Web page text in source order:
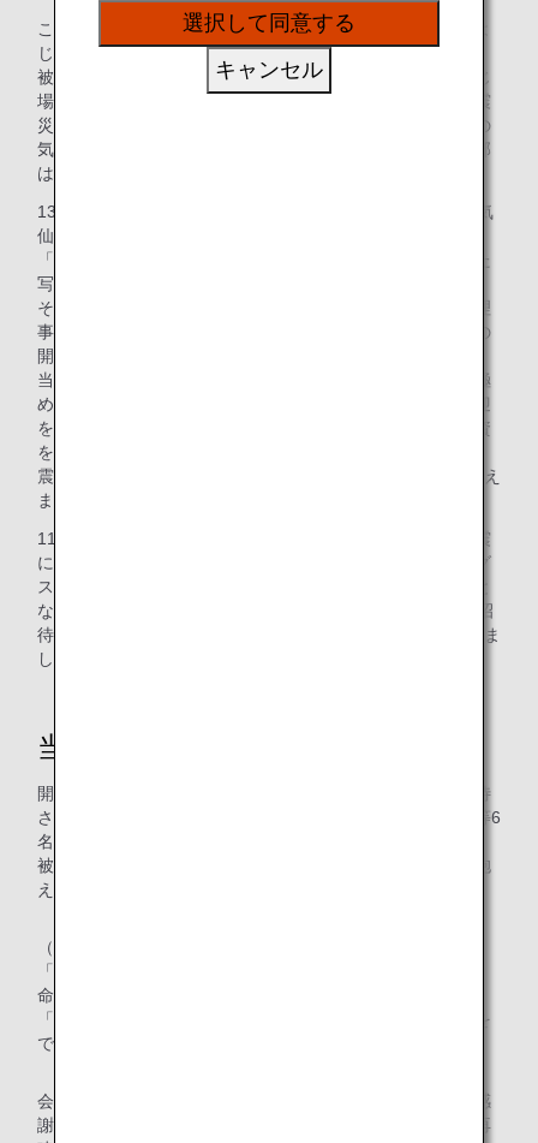
この大会は2011年3月に発生した東日本大震災の直後からは
じまりました。
被災地に暮らす選手や、さまざまな地域や年代の選手が同じ
場所で泳ぐことによって、震災を経験していない世代にも震
災の記憶や教訓を引き継ぐとともに、泳げることへの感謝の
気持ちを共有することを目的として開催され、参加費の一部
は復興支援に使われています。
13年前、初回開催のきっかけの一つとなったのは、宮城県気
仙沼市の選手が倒壊したスイミングスクールの前で「泳」
「ぎ」「た」「い」「！！」と一文字ずつ紙に書いて掲げた
写真。
その様子を報道で見た相模原市水泳協会の添畑氏（現協会理
事長）が「泳ぎたいなら泳がせよう」とチャリティー大会の
開催を決意しました。
当時はガソリンが手に入らず被災地に行くことすら困難を極
めた中、バス会社に相談して被災地から神奈川県までの送迎
を手配したり、そのバスの空きスペースを活用して支援物資
を輸送したり、宿泊ができるスーパー銭湯を用意したりと、
震災から開催まで1か月という短い期間で受け入れ体制を整え
ました。
11回目となった今回は、2024年1月に発生した能登半島地震
によって、プールが壊れて練習ができなくなったスイミング
スクールが報道番組でとりあげられていたことがきっかけと
なり、そのスイミングスクールの選手とスタッフの17名を招
待し、「#救え！能登半島」というテーマのもとで開催されま
した。
当日の様子
開会式では、東日本大震災と能登半島地震の被災地から招待
された選手や、当時被災地で暮らしていた神奈川県の選手等6
名が震災の経験談を話しました。
被災を体験した人にしか伝えられない状況と、それぞれが抱
える想いを聞いて、場内は静寂に包まれました。
（スピーチ内容抜粋）
「震災では生きたくても命を落とした人がたくさんいます。
命はかけがえのないものです。」
「今水泳ができるのは当たり前ではないということ、水泳を
できている喜びを改めて感じることができました。」
会場では、東北の選手が作成したポスターや、支援者への感
謝のメッセージ等が飾られ、能登の選手たちによるプール再
選択して同意する
キャンセル